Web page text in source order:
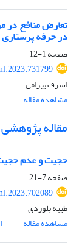
تعارض منافع در
در حرفه پرستاری
صفحه1-12
اشرف بیرامی
مشاهده مقاله
مقاله پژوهشی
حجیت و عدم
صفحه7-21
طیبه بلوردی
مشاهده مقاله